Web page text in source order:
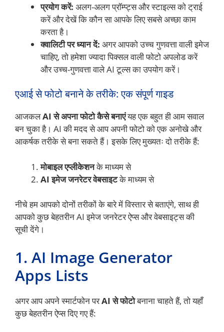
प्रयोग करें: अलग-अलग प्रॉम्प्ट्स और स्टाइल्स को ट्राई
करें और देखें कि कौन सा आपके लिए सबसे अच्छा काम
करता है।
क्वालिटी पर ध्यान दें: अगर आपको उच्च गुणवत्ता वाली इमेज
चाहिए, तो हमेशा ज्यादा पिक्सल वाली फोटो अपलोड करें
और उच्च-गुणवत्ता वाले AI टूल्स का उपयोग करें।
एआई से फोटो बनाने के तरीके: एक संपूर्ण गाइड
आजकलAI से अपना फोटो कैसे बनाएंयह एक बहुत ही आम सवाल
बन चुका है। AI की मदद से आप अपनी फोटो को एक अनोखे और
आकर्षक तरीके से बना सकते हैं। इसके लिए मुख्यतः दो तरीके हैं:
मोबाइल एप्लीकेशनके माध्यम से
AI इमेज जनरेटर वेबसाइटके माध्यम से
नीचे हम आपको दोनों तरीकों के बारे में विस्तार से बताएंगे, साथ ही
आपको कुछ बेहतरीन AI इमेज जनरेटर ऐप्स और वेबसाइट्स की
सूची देंगे।
1. AI Image Generator
Apps Lists
अगर आप अपने स्मार्टफोन परAI से फोटोबनाना चाहते हैं, तो यहाँ
कुछ बेहतरीन ऐप्स दिए गए हैं: